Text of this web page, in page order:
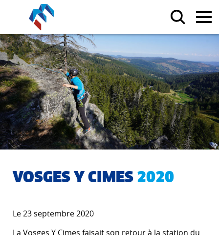
VOSGES Y CIMES 2020
Le 23 septembre 2020
La Vosges Y Cimes faisait son retour à la station du